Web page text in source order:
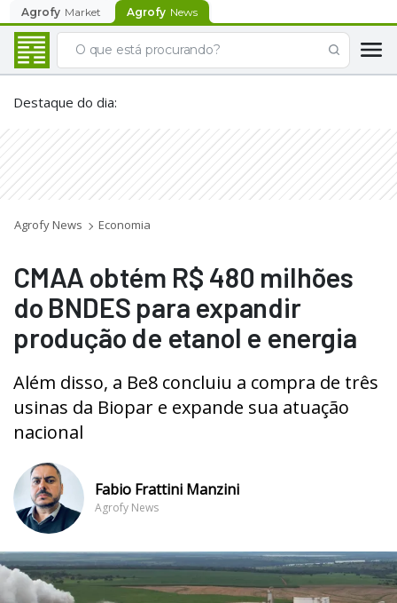
Agrofy Market Agrofy News
Destaque do dia:
Agrofy News Economia
CMAA obtém R$ 480 milhões
do BNDES para expandir
produção de etanol e energia
Além disso, a Be8 concluiu a compra de três
usinas da Biopar e expande sua atuação
nacional
Fabio Frattini Manzini
Agrofy News